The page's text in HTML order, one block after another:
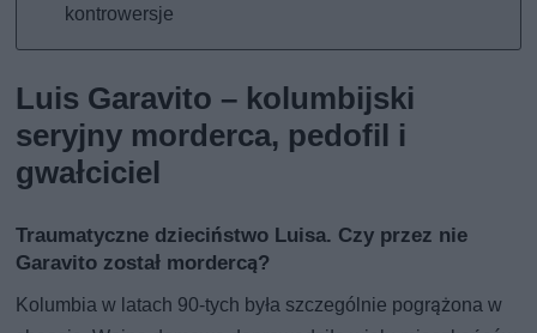
kontrowersje
Luis Garavito – kolumbijski
seryjny morderca, pedofil i
gwałciciel
Traumatyczne dzieciństwo Luisa. Czy przez nie
Garavito został mordercą?
Kolumbia w latach 90-tych była szczególnie pogrążona w